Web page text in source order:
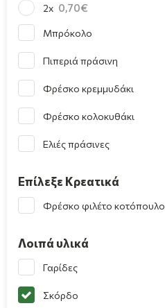
2x 0,70
Μπρόκολο
Πιπεριά πράσινη
Φρέσκο κρεμμυδάκι
Φρέσκο κολοκυθάκι
Ελιές πράσινες
Επίλεξε Κρεατικά
Φρέσκο φιλέτο κοτόπουλο
Λοιπά υλικά
Γαρίδες
Σκόρδο